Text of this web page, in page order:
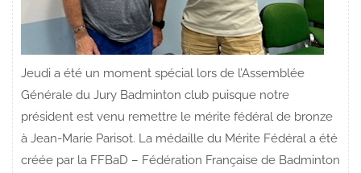
Jeudi a été un moment spécial lors de l’Assemblée
Générale du Jury Badminton club puisque notre
président est venu remettre le mérite fédéral de bronze
à Jean-Marie Parisot. La médaille du Mérite Fédéral a été
créée par la FFBaD – Fédération Française de Badminton